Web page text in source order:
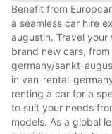
Benefit from
a seamless car hire
augustin. Travel
brand new cars,
germany/sankt-
in van-rental-
renting a car for a
to suit your needs
models. As a global